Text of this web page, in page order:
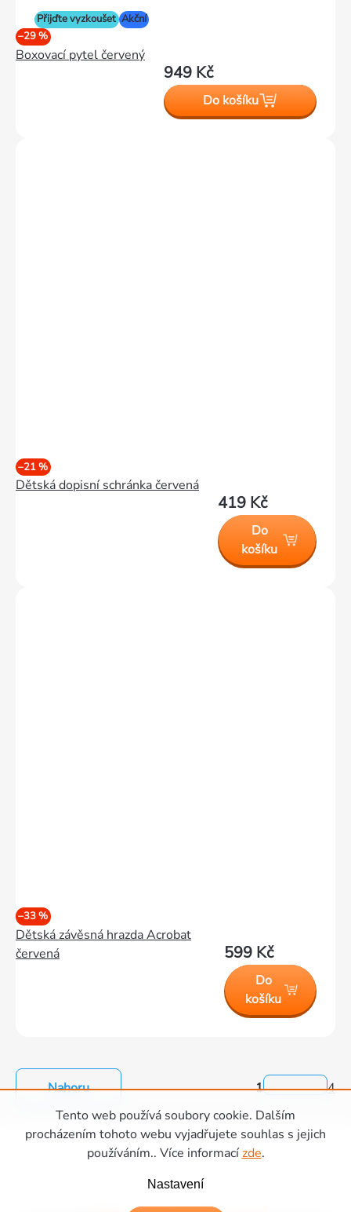
Tento web používá soubory cookie. Dalším
procházením tohoto webu vyjadřujete souhlas s jejich
používáním.. Více informacízde.
Nastavení
Přijďte vyzkoušet Akční
–29 %
Boxovací pytel červený
949 Kč
Do košíku
–21 %
Dětská dopisní schránka červená
419 Kč
Do
košíku
–33 %
Dětská závěsná hrazda Acrobat
červená
599 Kč
Do
košíku
Ovládací
prvky
výpisu
1 4
Nahoru
Zápatí